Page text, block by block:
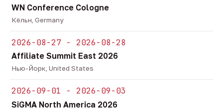
WN Conference Cologne
Кёльн, Germany
2026-08-27 - 2026-08-28
Affiliate Summit East 2026
Нью-Йорк, United States
2026-09-01 - 2026-09-03
SiGMA North America 2026